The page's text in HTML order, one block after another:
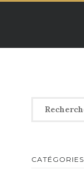
CATÉGORIES